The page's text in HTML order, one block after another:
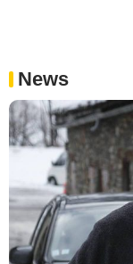
News